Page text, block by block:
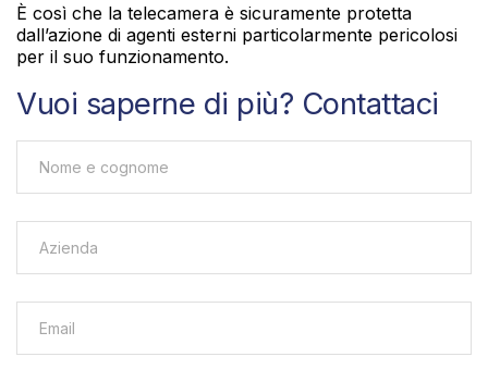
È così che la telecamera è sicuramente protetta
dall’azione di agenti esterni particolarmente pericolosi
per il suo funzionamento.
Vuoi saperne di più? Contattaci